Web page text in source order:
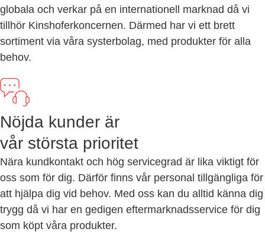
globala och verkar på en internationell marknad då vi
tillhör Kinshoferkoncernen. Därmed har vi ett brett
sortiment via våra systerbolag, med produkter för alla
behov.
Nöjda kunder är
vår största prioritet
Nära kundkontakt och hög servicegrad är lika viktigt för
oss som för dig. Därför finns vår personal tillgängliga för
att hjälpa dig vid behov. Med oss kan du alltid känna dig
trygg då vi har en gedigen eftermarknadsservice för dig
som köpt våra produkter.